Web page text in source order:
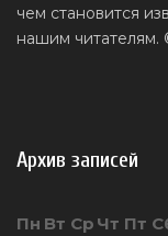
чем становится
нашим читателям.
Архив записей
Пн Вт Ср Чт Пт